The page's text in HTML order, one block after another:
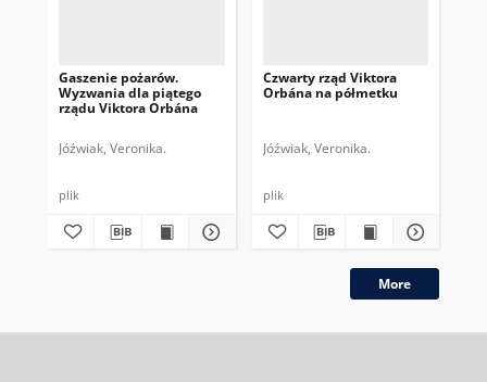
Gaszenie pożarów.
Wyzwania dla piątego
rządu Viktora Orbána
Jóźwiak, Veronika.
plik
Czwarty rząd Viktora
Orbána na półmetku
Jóźwiak, Veronika.
plik
More